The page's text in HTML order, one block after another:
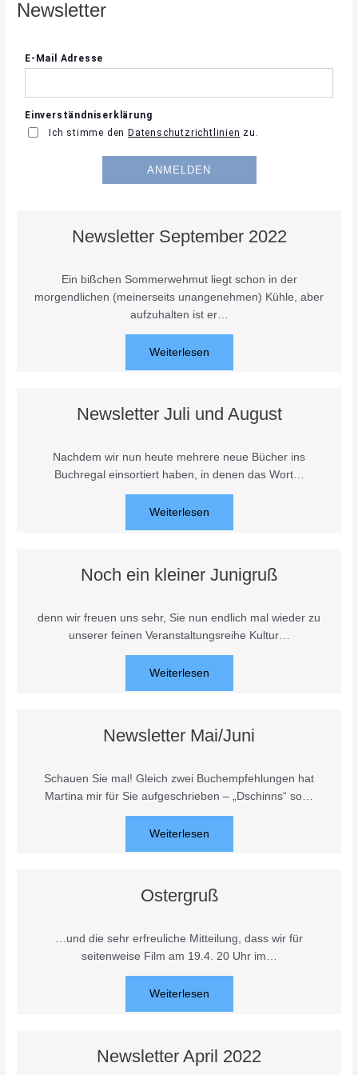
Newsletter
Newsletter September 2022
Ein bißchen Sommerwehmut liegt schon in der
morgendlichen (meinerseits unangenehmen) Kühle, aber
aufzuhalten ist er…
Weiterlesen
Newsletter Juli und August
Nachdem wir nun heute mehrere neue Bücher ins
Buchregal einsortiert haben, in denen das Wort…
Weiterlesen
Noch ein kleiner Junigruß
denn wir freuen uns sehr, Sie nun endlich mal wieder zu
unserer feinen Veranstaltungsreihe Kultur…
Weiterlesen
Newsletter Mai/Juni
Schauen Sie mal! Gleich zwei Buchempfehlungen hat
Martina mir für Sie aufgeschrieben – „Dschinns“ so…
Weiterlesen
Ostergruß
…und die sehr erfreuliche Mitteilung, dass wir für
seitenweise Film am 19.4. 20 Uhr im…
Weiterlesen
Newsletter April 2022